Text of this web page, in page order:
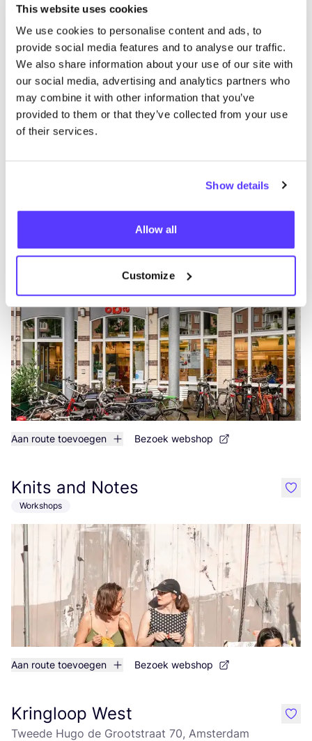
This website uses cookies
We use cookies to personalise content and ads, to
provide social media features and to analyse our traffic.
We also share information about your use of our site with
our social media, advertising and analytics partners who
may combine it with other information that you’ve
provided to them or that they’ve collected from your use
of their services.
Show details
Allow all
Customize
The Tailor
Van Hallstraat 284, Amsterdam
Stomerij
OBA Naaiatelier
Staatsliedenbuurt West
Aan route toevoegen Bezoek webshop
like
Knits and Notes
Workshops
Aan route toevoegen Bezoek webshop
like
Kringloop West
Tweede Hugo de Grootstraat 70, Amsterdam
like